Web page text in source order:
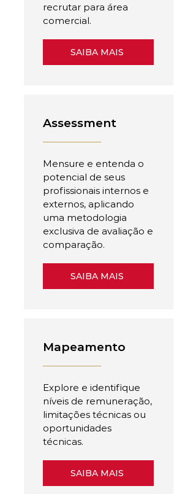
recrutar para área
comercial.
SAIBA MAIS
Assessment
Mensure e entenda o
potencial de seus
profissionais internos e
externos, aplicando
uma metodologia
exclusiva de avaliação e
comparação.
SAIBA MAIS
Mapeamento
Explore e identifique
níveis de remuneração,
limitações técnicas ou
oportunidades
técnicas.
SAIBA MAIS